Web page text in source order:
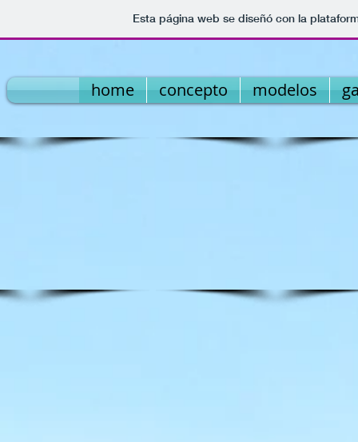
Esta página web se diseñó con la
home concepto modelos